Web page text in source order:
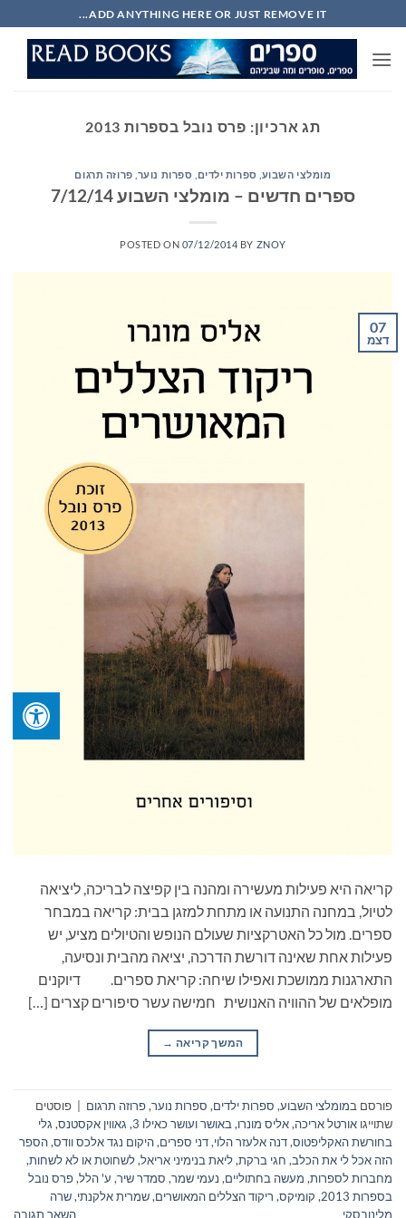
to
content
ADD ANYTHING HERE OR JUST REMOVE IT...
תג ארכיון: פרס נובל בספרות 2013
מומלצי השבוע ספרות ילדים ספרות נוער פרוזה תרגום
ספרים חדשים – מומלצי השבוע 7/12/14
POSTED ON 07/12/2014 BY ZNOY
07
דצמ
קריאה היא פעילות מעשירה ומהנה בין קפיצה לבריכה, ליציאה
לטיול, במחנה התנועה או מתחת למזגן בבית: קריאה במבחר
ספרים. מול כל האטרקציות שעולם הנופש והטיולים מציע, יש
פעילות אחת שאינה דורשת הדרכה, יציאה מהבית ונסיעה,
התארגנות ממושכת ואפילו שיחה: קריאת ספרים. דיוקנים
מופלאים של ההוויה האנושית חמישה עשר סיפורים קצרים […]
המשך קריאה →
פורסם במומלצי השבוע, ספרות ילדים, ספרות נוער,פרוזה תרגום
פוסטים
שתוייגו אורטל אריכה,אליס מונרו, באושר ועושר כאילו 3 , גאווין אקסטנס, גלי
בחורשת האקליפטוס,דנה אלעזר הלוי,דני ספרים,היקום נגד אלכס וודס,הספר
הזה אכל לי את הכלב, חגי ברקת,ליאת בנימיני אריאל,לשחוטת או לא לשחות,
מחברות לספרות, מעשה בחתוליים, נעמי שמר, סמדר שיר, ע' הלל,פרס נובל
בספרות 2013
, קומיקס, ריקוד הצללים המאושרים,שמרית אלקנתי,שרה
מלינובסקי
השאר תגובה